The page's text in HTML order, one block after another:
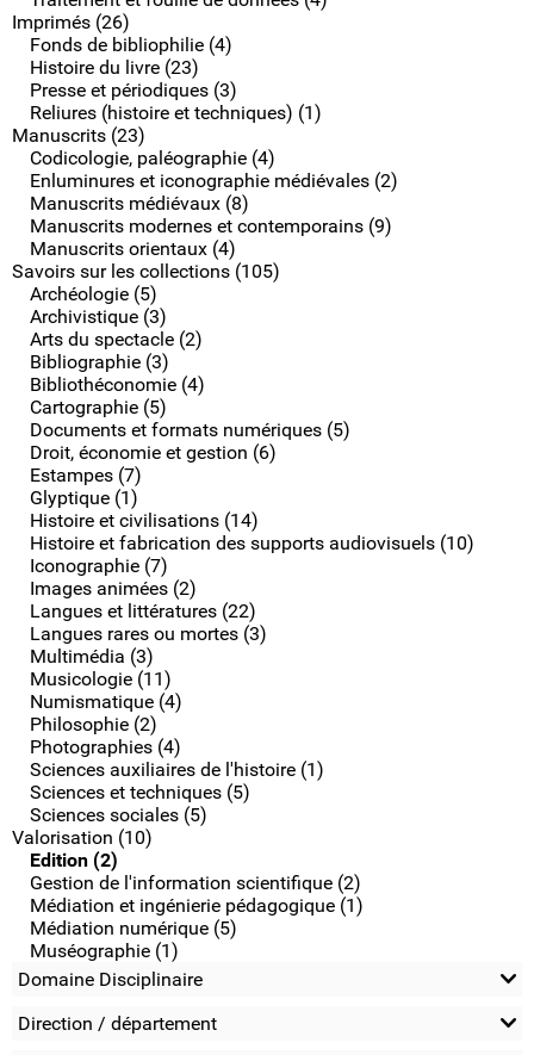
Imprimés (26)
Fonds de bibliophilie (4)
Histoire du livre (23)
Presse et périodiques (3)
Reliures (histoire et techniques) (1)
Manuscrits (23)
Codicologie, paléographie (4)
Enluminures et iconographie médiévales (2)
Manuscrits médiévaux (8)
Manuscrits modernes et contemporains (9)
Manuscrits orientaux (4)
Savoirs sur les collections (105)
Archéologie (5)
Archivistique (3)
Arts du spectacle (2)
Bibliographie (3)
Bibliothéconomie (4)
Cartographie (5)
Documents et formats numériques (5)
Droit, économie et gestion (6)
Estampes (7)
Glyptique (1)
Histoire et civilisations (14)
Histoire et fabrication des supports audiovisuels (10)
Iconographie (7)
Images animées (2)
Langues et littératures (22)
Langues rares ou mortes (3)
Multimédia (3)
Musicologie (11)
Numismatique (4)
Philosophie (2)
Photographies (4)
Sciences auxiliaires de l'histoire (1)
Sciences et techniques (5)
Sciences sociales (5)
Valorisation (10)
Edition (2)
Gestion de l'information scientifique (2)
Médiation et ingénierie pédagogique (1)
Médiation numérique (5)
Muséographie (1)
Domaine Disciplinaire
Direction / département